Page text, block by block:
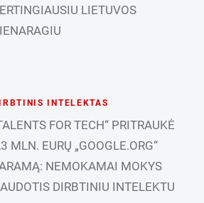
LIETUVOS
INTELEKTAS
FOR TECH“ PRITRAUKĖ
MLN. EURŲ „GOOGLE.ORG“
NEMOKAMAI MOKYS
DIRBTINIU INTELEKTU